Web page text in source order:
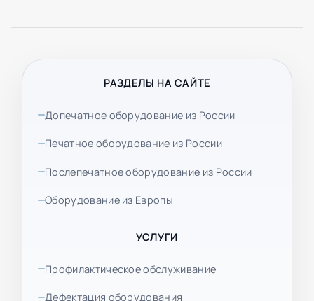
РАЗДЕЛЫ НА САЙТЕ
Допечатное оборудование из России
Печатное оборудование из России
Послепечатное оборудование из России
Оборудование из Европы
УСЛУГИ
Профилактическое обслуживание
Дефектация оборудования